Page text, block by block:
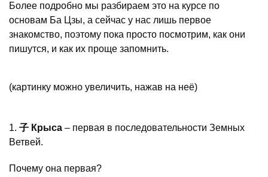
Более подробно мы разбираем это на курсе по
основам Ба Цзы, а сейчас у нас лишь первое
знакомство, поэтому пока просто посмотрим, как они
пишутся, и как их проще запомнить.
(картинку можно увеличить, нажав на неё)
1. 子 Крыса – первая в последовательности Земных
Ветвей.
Почему она первая?